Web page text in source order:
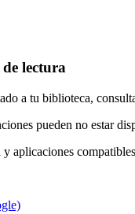
lectura
a tu biblioteca,
pueden no estar
aplicaciones